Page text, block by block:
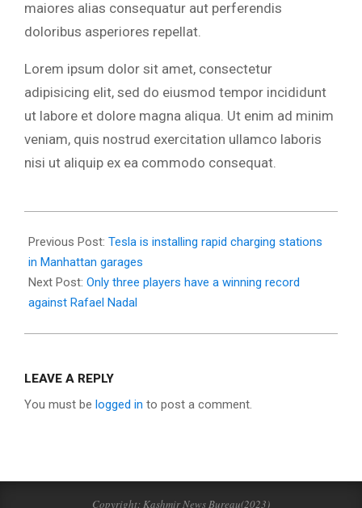
maiores alias consequatur aut perferendis
doloribus asperiores repellat.
Lorem ipsum dolor sit amet, consectetur
adipisicing elit, sed do eiusmod tempor incididunt
ut labore et dolore magna aliqua. Ut enim ad minim
veniam, quis nostrud exercitation ullamco laboris
nisi ut aliquip ex ea commodo consequat.
08-
24
Previous Post: Tesla is installing rapid charging stations
in Manhattan garages
Next Post: Only three players have a winning record
against Rafael Nadal
LEAVE A REPLY
You must be logged in to post a comment.
Copyright: Kashmir News Bureau(2023)